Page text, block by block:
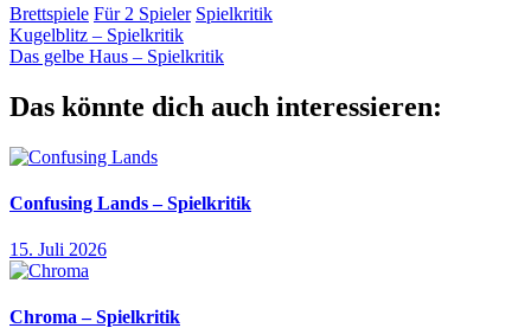
Brettspiele Für 2 Spieler Spielkritik
KristalleLegespielSchmidt
Beitragsnavigation
Vorheriger
Beitrag:
Kugelblitz – Spielkritik
Nächster
Das gelbe Haus – Spielkritik
Das könnte dich auch interessieren:
Confusing Lands – Spielkritik
15. Juli 2026
Chroma – Spielkritik